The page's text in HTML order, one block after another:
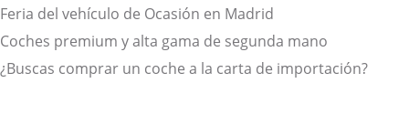
Feria del vehículo de Ocasión en Madrid
Coches premium y alta gama de segunda mano
¿Buscas comprar un coche a la carta de importación?